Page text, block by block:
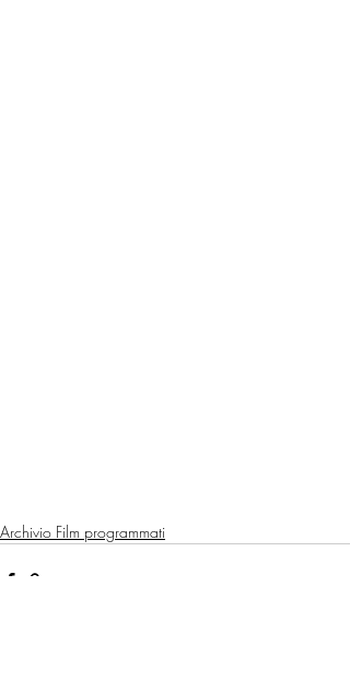
Archivio Film programmati